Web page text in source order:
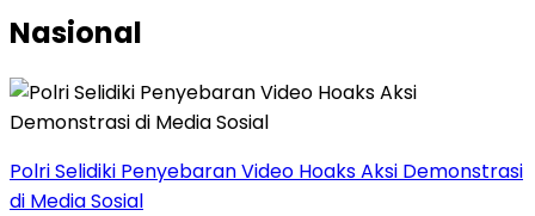
Nasional
Polri Selidiki Penyebaran Video Hoaks Aksi Demonstrasi
di Media Sosial